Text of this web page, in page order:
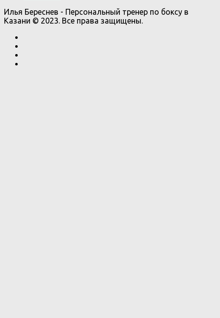
Илья Береснев - Персональный тренер по боксу в
Казани © 2023. Все права защищены.